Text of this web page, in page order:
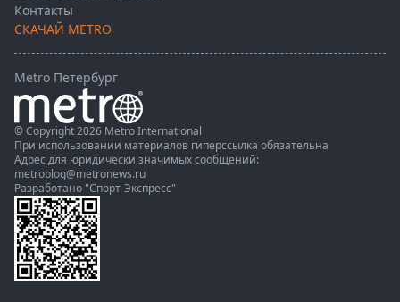
Контакты
СКАЧАЙ METRO
Metro Петербург
© Copyright 2026 Metro International
При использовании материалов гиперссылка обязательна
Адрес для юридически значимых сообщений:
metroblog@metronews.ru
Разработано "Спорт-Экспресс"